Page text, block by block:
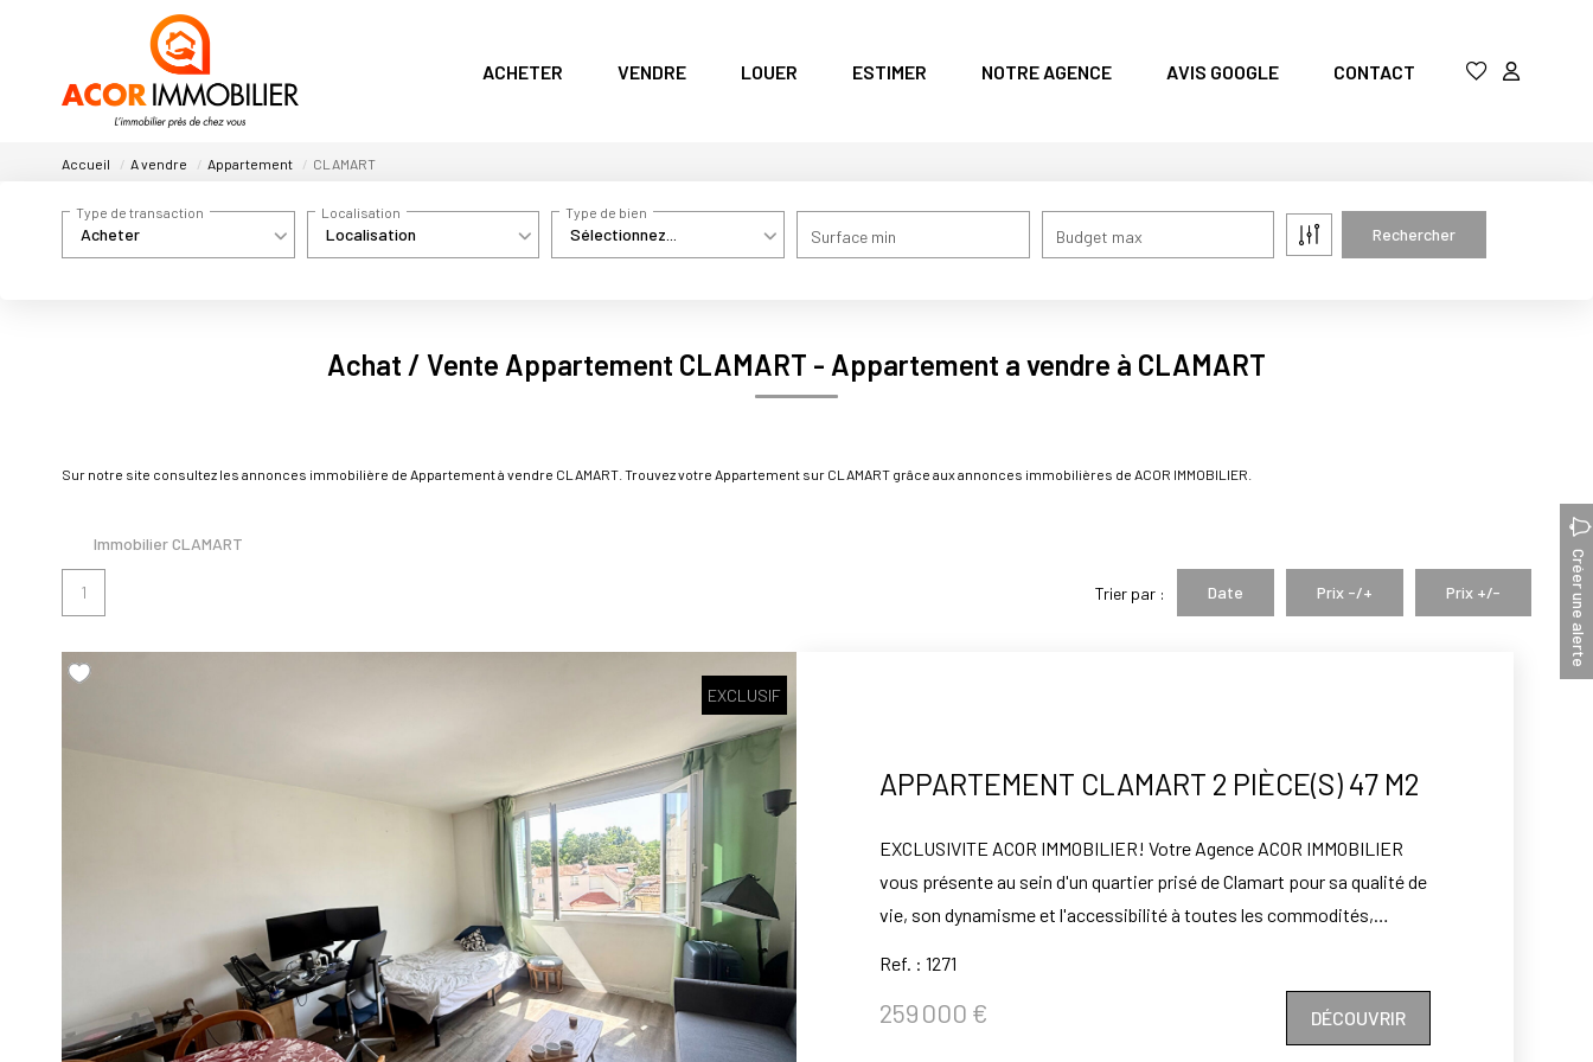
ACHETER VENDRE LOUER ESTIMER NOTRE AGENCE AVIS GOOGLE CONTACT
Accueil A vendre Appartement CLAMART
Acheter
Type de transaction
Localisation
Localisation
Sélectionnez...
Type de bien
Surface min Budget max
Achat / Vente Appartement CLAMART - Appartement a vendre à CLAMART
Sur notre site consultez les annonces immobilière de Appartement à vendre CLAMART. Trouvez votre Appartement sur CLAMART grâce aux annonces immobilières de ACOR IMMOBILIER.
Immobilier CLAMART
Créer une alerte
1 Trier par : Date Prix -/+ Prix +/-
EXCLUSIF
APPARTEMENT CLAMART 2 PIÈCE(S) 47 M2
EXCLUSIVITE ACOR IMMOBILIER! Votre Agence ACOR IMMOBILIER
vous présente au sein d'un quartier prisé de Clamart pour sa qualité de
vie, son dynamisme et l'accessibilité à toutes les commodités,
copropriété bien entretenue, un appartement 2 pièces de 47 m2
comprenant : entrée, un séjour exposé Sud-Ouest sans vis à vis, une
Ref. : 1271
259 000 € DÉCOUVRIR